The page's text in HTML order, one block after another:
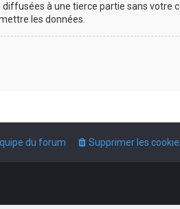
à une tierce partie sans votre
les données.
Supprimer les
du forum